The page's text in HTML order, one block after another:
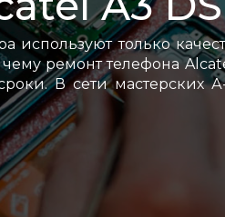
используют только
ремонт телефона
В сети мастерских